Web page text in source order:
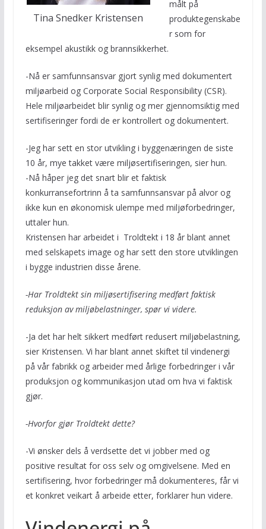
Tina Snedker Kristensen
målt på
produktegenskabe
r som for
eksempel akustikk og brannsikkerhet.
-Nå er samfunnsansvar gjort synlig med dokumentert
miljøarbeid og Corporate Social Responsibility (CSR).
Hele miljøarbeidet blir synlig og mer gjennomsiktig med
sertifiseringer fordi de er kontrollert og dokumentert.
-Jeg har sett en stor utvikling i byggenæringen de siste
10 år, mye takket være miljøsertifiseringen, sier hun.
-Nå håper jeg det snart blir et faktisk
konkurransefortrinn å ta samfunnsansvar på alvor og
ikke kun en økonomisk ulempe med miljøforbedringer,
uttaler hun.
Kristensen har arbeidet i Troldtekt i 18 år blant annet
med selskapets image og har sett den store utviklingen
i bygge industrien disse årene.
-Har Troldtekt sin miljøsertifisering medført faktisk
reduksjon av miljøbelastninger, spør vi videre.
-Ja det har helt sikkert medført redusert miljøbelastning,
sier Kristensen. Vi har blant annet skiftet til vindenergi
på vår fabrikk og arbeider med årlige forbedringer i vår
produksjon og kommunikasjon utad om hva vi faktisk
gjør.
-Hvorfor gjør Troldtekt dette?
-Vi ønsker dels å verdsette det vi jobber med og
positive resultat for oss selv og omgivelsene. Med en
sertifisering, hvor forbedringer må dokumenteres, får vi
et konkret veikart å arbeide etter, forklarer hun videre.